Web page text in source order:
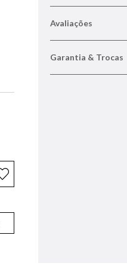
Avaliações
Garantia & Trocas